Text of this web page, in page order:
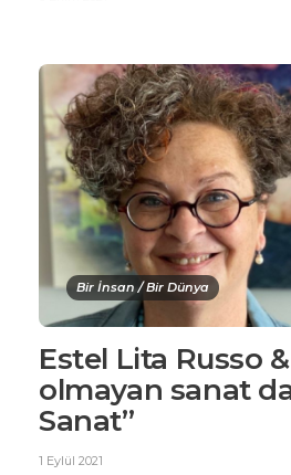
Bir İnsan / Bir Dünya
Estel Lita Russo &
olmayan sanat
Sanat”
1 Eylül 2021